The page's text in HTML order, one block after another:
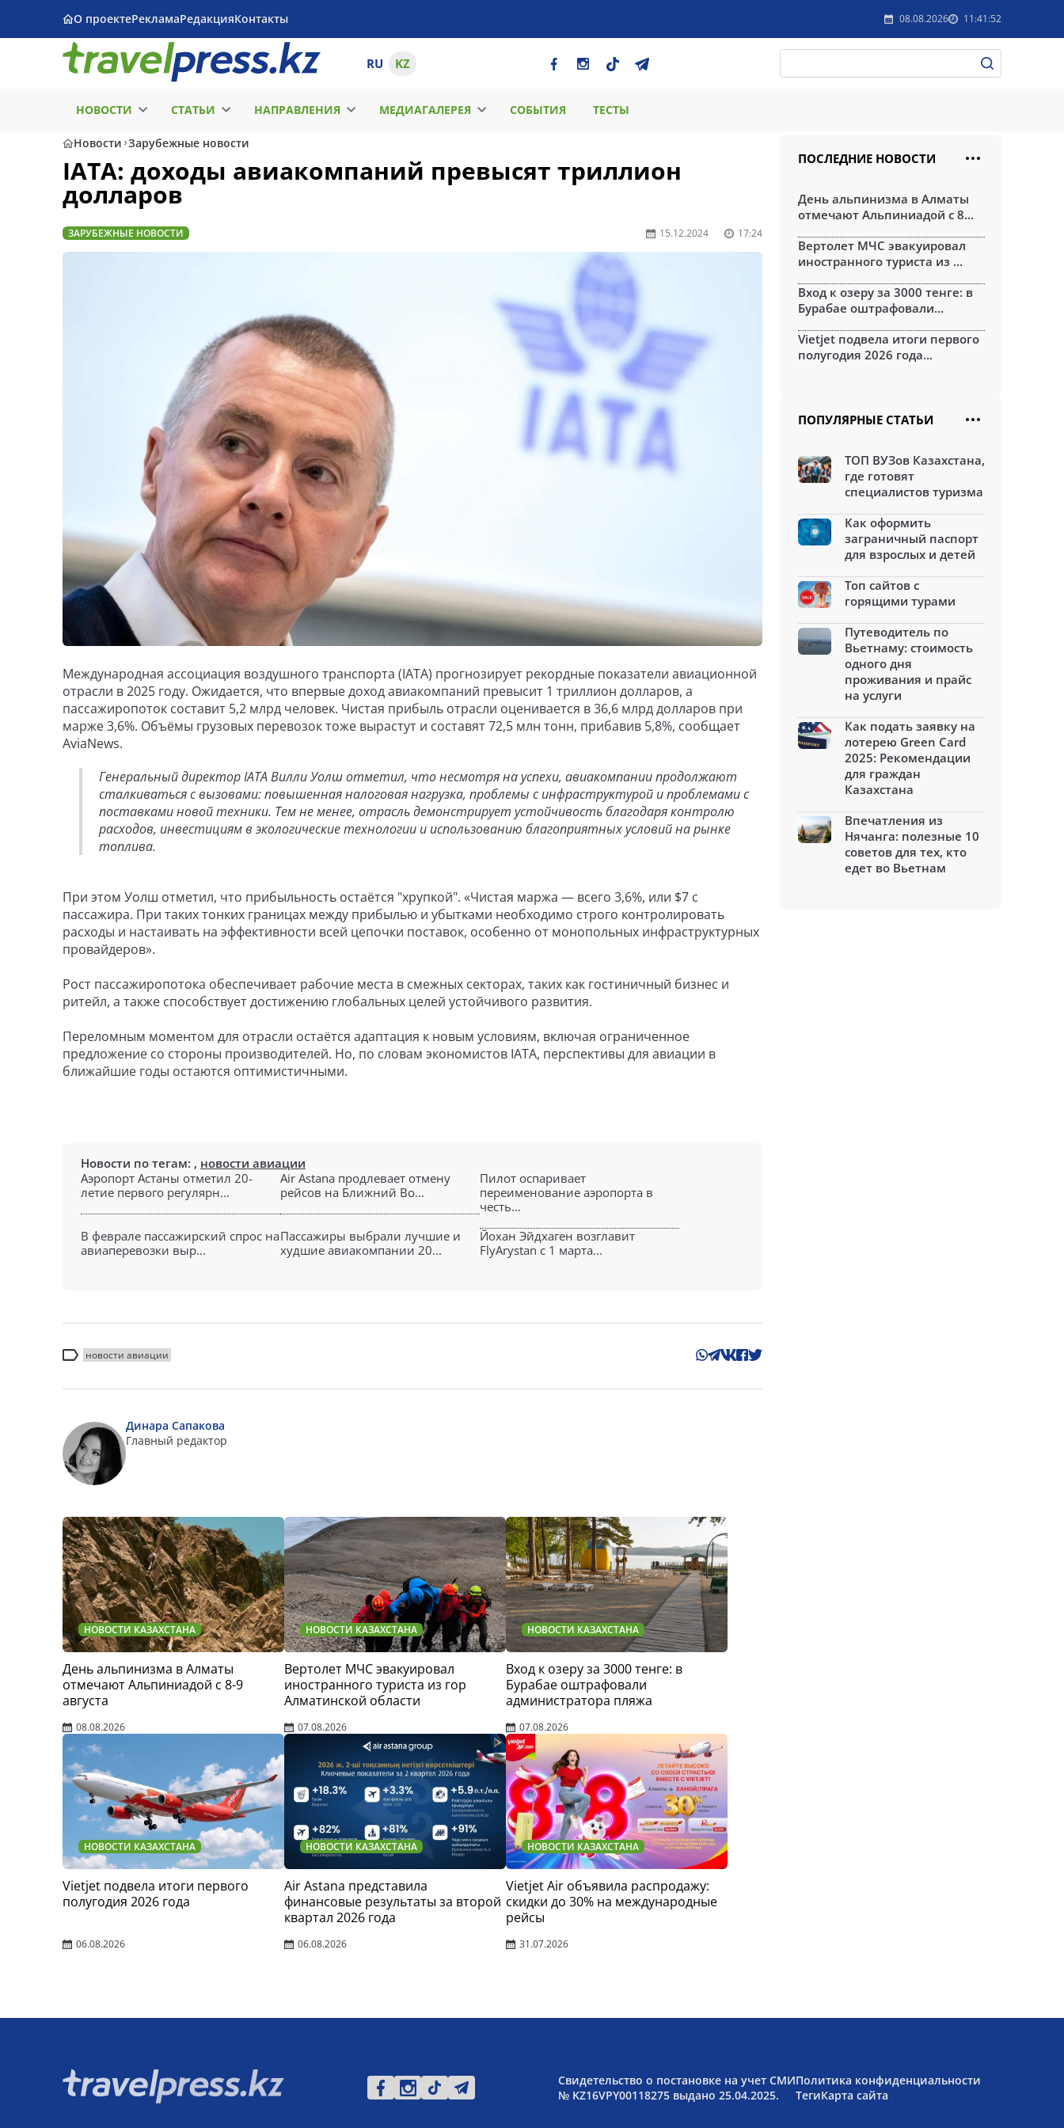
О проектеРекламаРедакцияКонтакты 08.08.2026 11:41:52
RU KZ
НОВОСТИ СТАТЬИ НАПРАВЛЕНИЯ МЕДИАГАЛЕРЕЯ СОБЫТИЯ ТЕСТЫ
Новости Зарубежные новости
IATA: доходы авиакомпаний превысят триллион
долларов
ЗАРУБЕЖНЫЕ НОВОСТИ 15.12.2024 17:24
Международная ассоциация воздушного транспорта (IATA) прогнозирует рекордные показатели авиационной
отрасли в 2025 году. Ожидается, что впервые доход авиакомпаний превысит 1 триллион долларов, а
пассажиропоток составит 5,2 млрд человек. Чистая прибыль отрасли оценивается в 36,6 млрд долларов при
марже 3,6%. Объёмы грузовых перевозок тоже вырастут и составят 72,5 млн тонн, прибавив 5,8%, сообщает
AviaNews.
Генеральный директор IATA Вилли Уолш отметил, что несмотря на успехи, авиакомпании продолжают
сталкиваться с вызовами: повышенная налоговая нагрузка, проблемы с инфраструктурой и проблемами с
поставками новой техники. Тем не менее, отрасль демонстрирует устойчивость благодаря контролю
расходов, инвестициям в экологические технологии и использованию благоприятных условий на рынке
топлива.
При этом Уолш отметил, что прибыльность остаётся "хрупкой". «Чистая маржа — всего 3,6%, или $7 с
пассажира. При таких тонких границах между прибылью и убытками необходимо строго контролировать
расходы и настаивать на эффективности всей цепочки поставок, особенно от монопольных инфраструктурных
провайдеров».
Рост пассажиропотока обеспечивает рабочие места в смежных секторах, таких как гостиничный бизнес и
ритейл, а также способствует достижению глобальных целей устойчивого развития.
Переломным моментом для отрасли остаётся адаптация к новым условиям, включая ограниченное
предложение со стороны производителей. Но, по словам экономистов IATA, перспективы для авиации в
ближайшие годы остаются оптимистичными.
Новости по тегам: , новости авиации
Аэропорт Астаны отметил 20-
летие первого регулярн...
Air Astana продлевает отмену
рейсов на Ближний Во...
Пилот оспаривает
переименование аэропорта в
честь...
В феврале пассажирский спрос на
авиаперевозки выр...
Пассажиры выбрали лучшие и
худшие авиакомпании 20...
Йохан Эйдхаген возглавит
FlyArystan с 1 марта...
новости авиации
Динара Сапакова
Главный редактор
НОВОСТИ КАЗАХСТАНА
День альпинизма в Алматы
отмечают Альпиниадой с 8-9
августа
08.08.2026
НОВОСТИ КАЗАХСТАНА
Вертолет МЧС эвакуировал
иностранного туриста из гор
Алматинской области
07.08.2026
НОВОСТИ КАЗАХСТАНА
Вход к озеру за 3000 тенге: в
Бурабае оштрафовали
администратора пляжа
07.08.2026
НОВОСТИ КАЗАХСТАНА
Vietjet подвела итоги первого
полугодия 2026 года
06.08.2026
НОВОСТИ КАЗАХСТАНА
Air Astana представила
финансовые результаты за второй
квартал 2026 года
06.08.2026
НОВОСТИ КАЗАХСТАНА
Vietjet Air объявила распродажу:
скидки до 30% на международные
рейсы
31.07.2026
ПОСЛЕДНИЕ НОВОСТИ
День альпинизма в Алматы
отмечают Альпиниадой с 8...
Вертолет МЧС эвакуировал
иностранного туриста из ...
Вход к озеру за 3000 тенге: в
Бурабае оштрафовали...
Vietjet подвела итоги первого
полугодия 2026 года...
ПОПУЛЯРНЫЕ СТАТЬИ
ТОП ВУЗов Казахстана,
где готовят
специалистов туризма
Как оформить
заграничный паспорт
для взрослых и детей
Топ сайтов с
горящими турами
Путеводитель по
Вьетнаму: стоимость
одного дня
проживания и прайс
на услуги
Как подать заявку на
лотерею Green Card
2025: Рекомендации
для граждан
Казахстана
Впечатления из
Нячанга: полезные 10
советов для тех, кто
едет во Вьетнам
Свидетельство о постановке на учет СМИ
№ KZ16VPY00118275 выдано 25.04.2025.
Политика конфиденциальности
ТегиКарта сайта